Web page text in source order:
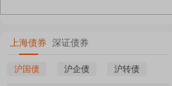
上海债券 深证债券
沪国债 沪企债 沪转债